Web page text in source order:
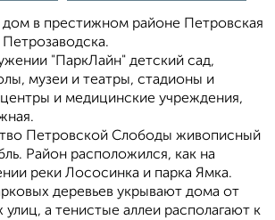
в престижном районе Петровская
"ПаркЛайн" детский сад,
музеи и театры, стадионы и
и медицинские учреждения,
Петровской Слободы живописный
Район расположился, как на
реки Лососинка и парка Ямка.
деревьев укрывают дома от
а тенистые аллеи располагают к